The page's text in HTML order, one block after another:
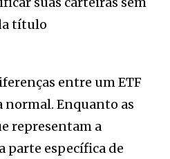
título
entre um ETF
normal. Enquanto as
representam a
parte específica de